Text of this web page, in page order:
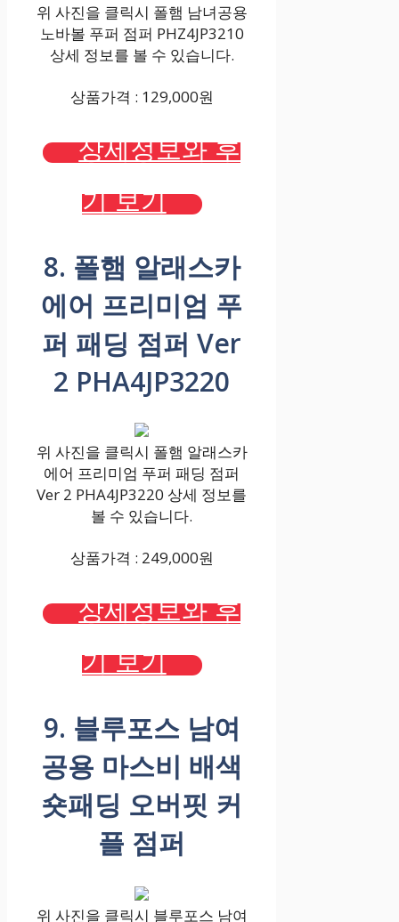
위 사진을 클릭시 폴햄 남녀공용
노바볼 푸퍼 점퍼 PHZ4JP3210
상세 정보를 볼 수 있습니다.
상품가격 : 129,000원
상세정보와 후
기 보기
8. 폴햄 알래스카
에어 프리미엄 푸
퍼 패딩 점퍼 Ver
2 PHA4JP3220
위 사진을 클릭시 폴햄 알래스카
에어 프리미엄 푸퍼 패딩 점퍼
Ver 2 PHA4JP3220 상세 정보를
볼 수 있습니다.
상품가격 : 249,000원
상세정보와 후
기 보기
9. 블루포스 남여
공용 마스비 배색
숏패딩 오버핏 커
플 점퍼
위 사진을 클릭시 블루포스 남여